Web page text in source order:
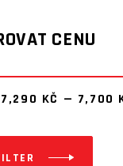
CENU
7,290 KČ — 7,700